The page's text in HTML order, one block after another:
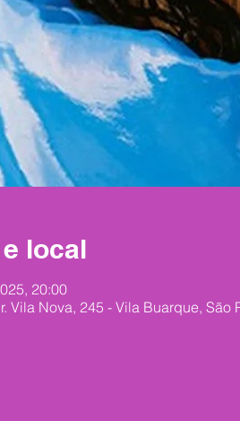
local
20:00
Vila Nova, 245 - Vila Buarque, São